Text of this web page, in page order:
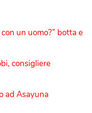
un uomo?” botta e
consigliere
ad Asayuna